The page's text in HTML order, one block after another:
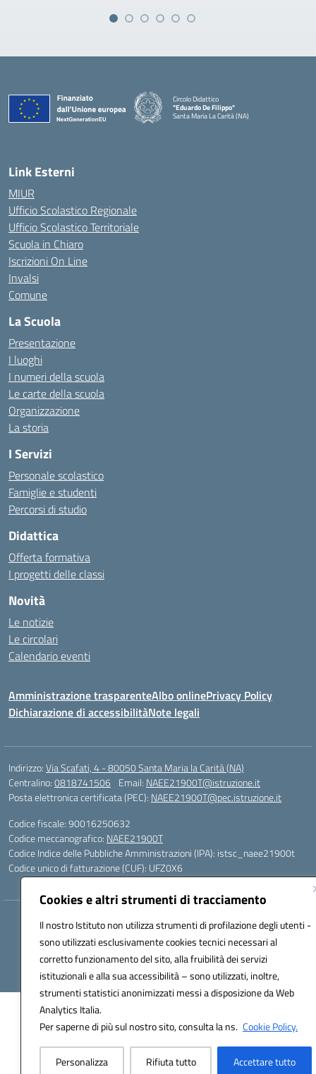
Cookies e altri strumenti di tracciamento
Il nostro Istituto non utilizza strumenti di profilazione degli utenti -
sono utilizzati esclusivamente cookies tecnici necessari al
corretto funzionamento del sito, alla fruibilità dei servizi
istituzionali e alla sua accessibilità – sono utilizzati, inoltre,
strumenti statistici anonimizzati messi a disposizione da Web
Analytics Italia.
Per saperne di più sul nostro sito, consulta la ns. Cookie Policy.
Personalizza Rifiuta tutto Accettare tutto
Circolo Didattico
"Eduardo De Filippo"
Santa Maria La Carità (NA)
Link Esterni
MIUR
Ufficio Scolastico Regionale
Ufficio Scolastico Territoriale
Scuola in Chiaro
Iscrizioni On Line
Invalsi
Comune
La Scuola
Presentazione
I luoghi
I numeri della scuola
Le carte della scuola
Organizzazione
La storia
I Servizi
Personale scolastico
Famiglie e studenti
Percorsi di studio
Didattica
Offerta formativa
I progetti delle classi
Novità
Le notizie
Le circolari
Calendario eventi
Amministrazione trasparenteAlbo onlinePrivacy Policy
Dichiarazione di accessibilitàNote legali
Indirizzo:Via Scafati, 4 - 80050 Santa Maria la Carità (NA)
Centralino:0818741506 Email: NAEE21900T@istruzione.it
Posta elettronica certificata (PEC): NAEE21900T@pec.istruzione.it
Codice fiscale: 90016250632
Codice meccanografico: NAEE21900T
Codice Indice delle Pubbliche Amministrazioni (IPA): istsc_naee21900t
Codice unico di fatturazione (CUF): UFZ0X6
Hosting & Powered by 3D Solution S.r.l.
Concept & Design by Designers Italia